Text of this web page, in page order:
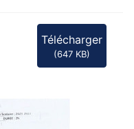
Télécharger
(647 KB)